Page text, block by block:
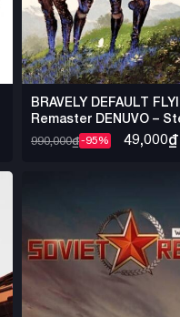
BRAVELY DEFAULT
Remaster DENUVO –
990,000₫-95% 49,000₫